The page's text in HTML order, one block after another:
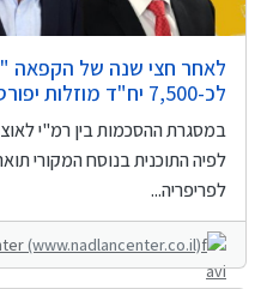
לאחר חצי שנה של הקפאה
לכ-7,500 יח"ד מוזלות יפורסם בקרוב
במסגרת ההסכמות בין רמ"י
לפיה התוכנית בנוסח המקורי
לפריפריה...
(www.nadlancenter.co.il)